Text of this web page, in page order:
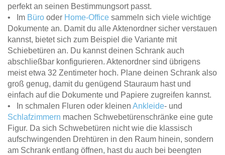
perfekt an seinen Bestimmungsort passt.
• Im Büro oder Home-Office sammeln sich viele wichtige
Dokumente an. Damit du alle Aktenordner sicher verstauen
kannst, bietet sich zum Beispiel die Variante mit
Schiebetüren an. Du kannst deinen Schrank auch
abschließbar konfigurieren. Aktenordner sind übrigens
meist etwa 32 Zentimeter hoch. Plane deinen Schrank also
groß genug, damit du genügend Stauraum hast und
einfach auf die Dokumente und Papiere zugreifen kannst.
• In schmalen Fluren oder kleinen Ankleide- und
Schlafzimmern machen Schwebetürenschränke eine gute
Figur. Da sich Schwebetüren nicht wie die klassisch
aufschwingenden Drehtüren in den Raum hinein, sondern
am Schrank entlang öffnen, hast du auch bei beengten